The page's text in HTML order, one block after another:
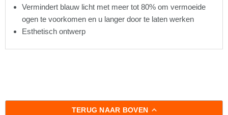
Vermindert blauw licht met meer tot 80% om vermoeide
ogen te voorkomen en u langer door te laten werken
Esthetisch ontwerp
TERUG NAAR BOVEN